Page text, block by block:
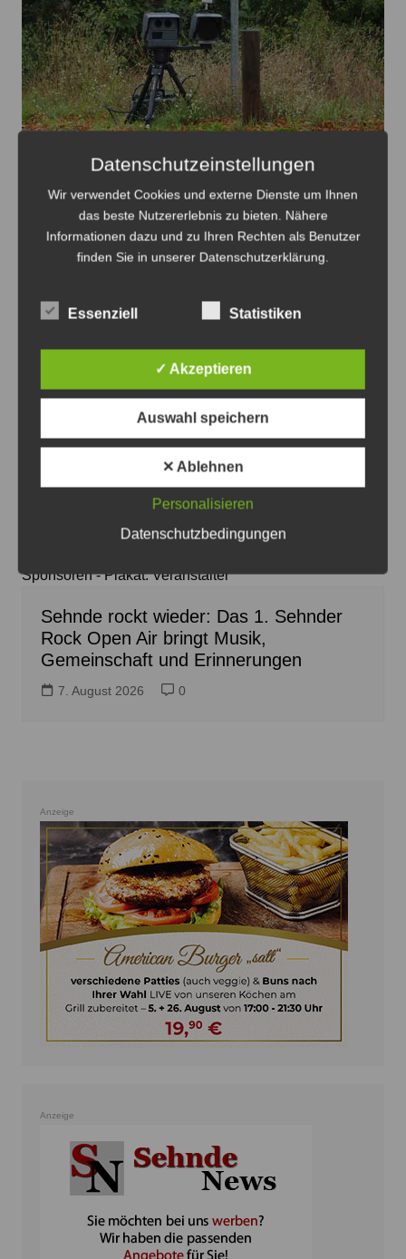
Blitzertermine im Ostkreis in der 33. KW
7. August 2026 0
Die 1. Sehnder Rocknacht beginnt am 29. August auf
Sponsoren - Plakat: Veranstalter
Sehnde rockt wieder: Das 1. Sehnder
Rock Open Air bringt Musik,
Gemeinschaft und Erinnerungen
7. August 2026 0
Anzeige
Anzeige
Datenschutzeinstellungen
Wir verwendet Cookies und externe Dienste um Ihnen
das beste Nutzererlebnis zu bieten. Nähere
Informationen dazu und zu Ihren Rechten als Benutzer
finden Sie in unserer Datenschutzerklärung.
Essenziell Statistiken
✓ Akzeptieren
Auswahl speichern
✕ Ablehnen
Personalisieren
Datenschutzbedingungen